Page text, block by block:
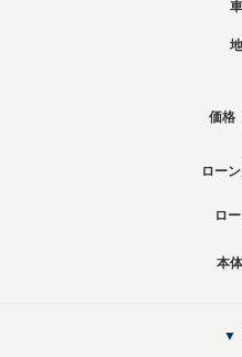
価格
ロー
ロ
本
▼